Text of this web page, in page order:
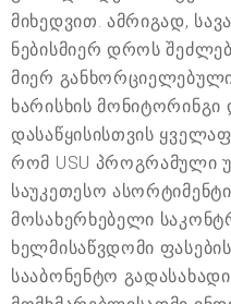
მიხედვით. ამრიგად,
ნებისმიერ დროს
მიერ
ხარისხის მონიტორინგი
დასაწყისისთვის
რომ USU პროგრამული
საუკეთესო ასორტიმენტი
მოსახერხებელი
ხელმისაწვდომი
სააბონენტო